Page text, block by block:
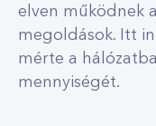
elven működnek
megoldások. Itt
mérte a
mennyiségét.